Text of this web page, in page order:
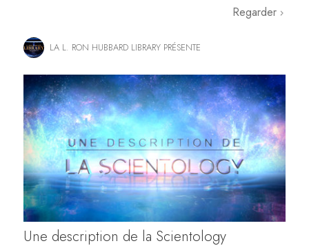
Regarder
LA L. RON HUBBARD LIBRARY PRÉSENTE
Une description de la Scientology